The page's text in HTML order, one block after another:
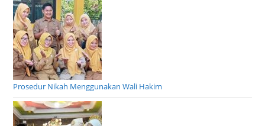
Prosedur Nikah Menggunakan Wali Hakim